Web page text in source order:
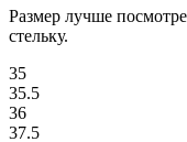
Размер лучше
стельку.
35
35.5
36
37.5